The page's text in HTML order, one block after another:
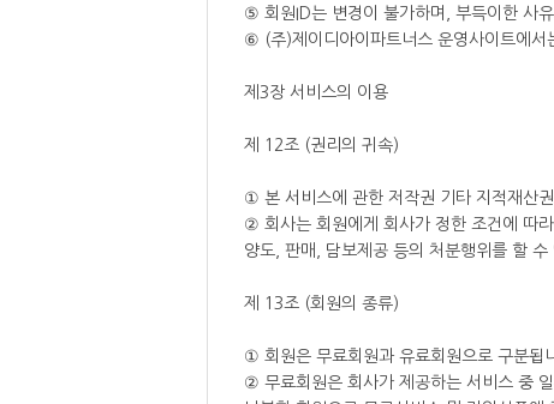
⑤ 회원ID는 변경이 불가하며, 부득이한 사
⑥ (주)제이디아이파트너스 운영사이트에서
제3장 서비스의 이용
제 12조 (권리의 귀속)
① 본 서비스에 관한 저작권 기타 지적재산
② 회사는 회원에게 회사가 정한 조건에 따
양도, 판매, 담보제공 등의 처분행위를 할 수
제 13조 (회원의 종류)
① 회원은 무료회원과 유료회원으로 구분됩
② 무료회원은 회사가 제공하는 서비스 중